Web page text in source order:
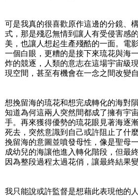
可是我真的很喜歡原作這邊的分鏡、
式，那是殘忍無情到讓人有受侵害感
美，也讓人想起生產殘酷的一面。電
一個白眼，更糟的是接下來琉花與海
炸的競逐，人類的意志在這場宇宙級
現空間，甚至有機會在一念之間改變
想挽留海的琉花和想完成轉化的海對
知道為何這兩人突然間都成了擁有宇
手。再來獲得優勢的琉花眼見著海逐
死去，突然意識到自己或許阻止了什
挽留海的意圖並噴發母性，像是聖母
成幼兒的海讓他進入轉化階段，但最
因為整段過程太過花俏，讓最終結果
我只能說或許監督是想藉此表現他的